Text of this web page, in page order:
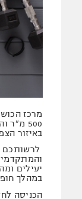
מרכז
500
באיזור
לרשותכם
יעילים
במהלך
הכניסה